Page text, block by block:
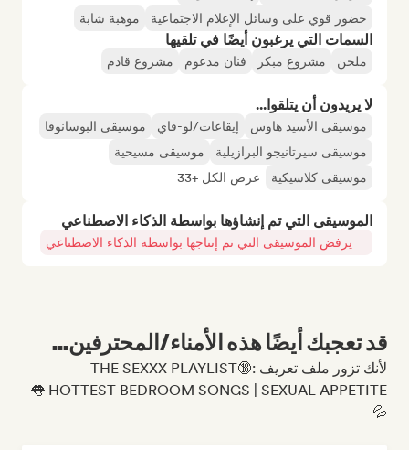
حضور قوي على وسائل الإعلام الاجتماعية موهبة شابة
السمات التي يرغبون أيضًا في تلقيها
ملحن مشروع مبكر فنان مدعوم مشروع قادم
لا يريدون أن يتلقوا...
موسيقى الأسيد هاوس إيقاعات/لو-فاي
موسيقى البوسانوفا
موسيقى سيرتانيجو البرازيلية
موسيقى مسيحية
موسيقى كلاسيكية
عرض الكل +33
الموسيقى التي تم إنشاؤها بواسطة الذكاء الاصطناعي
يرفض الموسيقى التي تم إنتاجها بواسطة الذكاء الاصطناعي
قد تعجبك أيضًا هذه الأمناء/المحترفين...
لأنك تزور ملف تعريف THE SEXXX PLAYLIST🔞:
HOTTEST BEDROOM SONGS | SEXUAL APPETITE 👅
💦